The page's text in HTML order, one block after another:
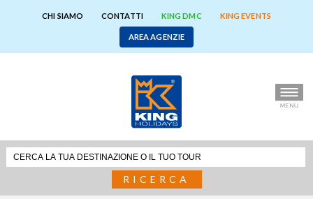
CHI SIAMO CONTATTI KING DMC KING EVENTS
AREA AGENZIE
RICERCA